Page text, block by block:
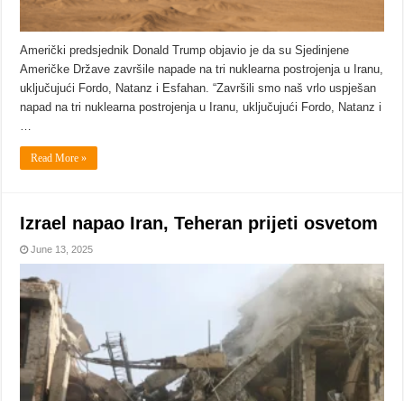
Američki predsjednik Donald Trump objavio je da su Sjedinjene
Američke Države završile napade na tri nuklearna postrojenja u Iranu,
uključujući Fordo, Natanz i Esfahan. “Završili smo naš vrlo uspješan
napad na tri nuklearna postrojenja u Iranu, uključujući Fordo, Natanz i
Read More »
Izrael napao Iran, Teheran prijeti osvetom
June 13, 2025